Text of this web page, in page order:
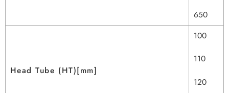
650
Head Tube (HT)[mm]
100
110
120